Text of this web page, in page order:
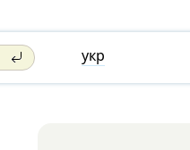
укр